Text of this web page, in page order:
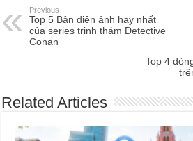
Previous
Top 5 Bản điện ảnh hay nhất
của series trinh thám Detective
Conan
Top 4
Related Articles